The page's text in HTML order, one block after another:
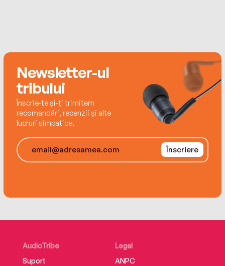
Newsletter-ul
tribului
Înscrie-te și-ți trimitem
recomandări, recenzii și alte
lucruri simpatice.
Înscriere
AudioTribe
Suport
Legal
ANPC